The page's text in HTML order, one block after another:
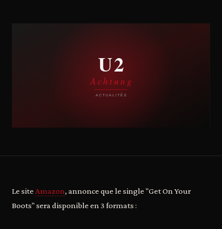
Le site Amazon, annonce que le single "Get On Your
Boots" sera disponible en 3 formats :